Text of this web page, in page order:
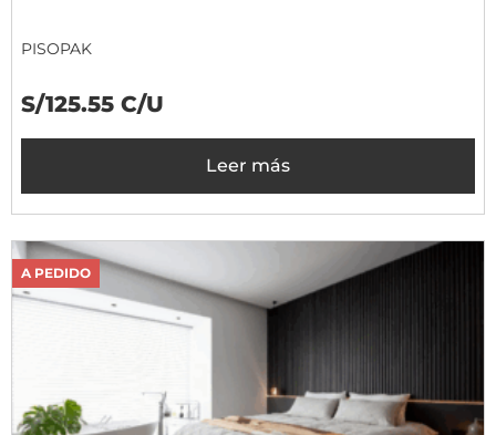
PISOPAK
S/125.55 C/U
Leer más
A PEDIDO